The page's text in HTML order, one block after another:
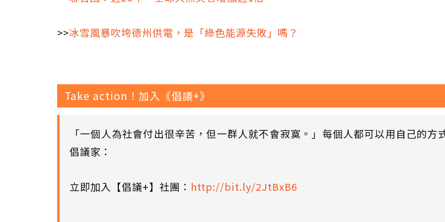
>>冰雪風暴吹垮德州供電，是「綠色能源失敗」嗎？
Take action！加入《倡議+》
「一個人為社會付出很辛苦，但一群人就不會寂寞。」每個人都可以用自己的方
倡議家：
立即加入【倡議+】社團： http://bit.ly/2JtBxB6